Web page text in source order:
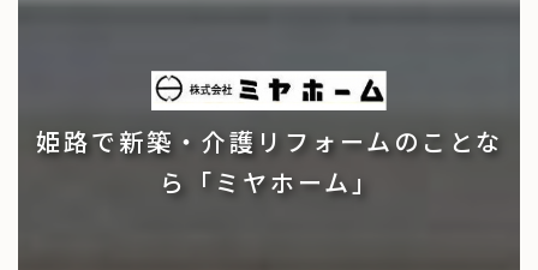
姫路で新築・介護リフォームのことな
ら「ミヤホーム」